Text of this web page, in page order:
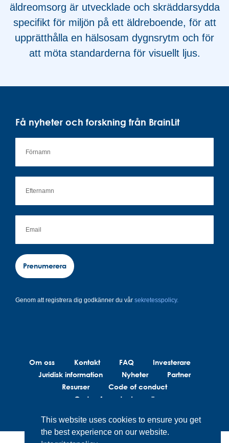
äldreomsorg är utvecklade och skräddarsydda
specifikt för miljön på ett äldreboende, för att
upprätthålla en hälsosam dygnsrytm och för
att möta standarderna för visuellt ljus.
Få nyheter och forskning från BrainLit
Prenumerera
Genom att registrera dig godkänner du vår sekretesspolicy.
Om oss Kontakt FAQ
Investerare
Juridisk information
Nyheter
Partner
Resurser
Code of conduct
Code of conduct suppliers
This website uses cookies to ensure you get
the best experience on our website.